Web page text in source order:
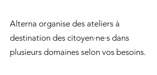
Alterna organise des ateliers à
destination des citoyen·ne·s dans
plusieurs domaines selon vos besoins.